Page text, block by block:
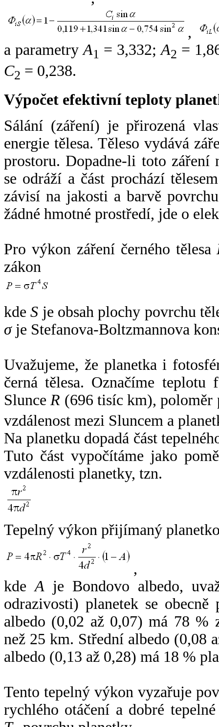
,
a parametryA1 = 3,332;A2 =
C2 = 0,238.
Výpočet efektivní teploty
Sálání (záření) je přirozená
energie tělesa. Těleso vydává
prostoru. Dopadne-li toto záření
se odráží a část prochází
závisí na jakosti a barvě
žádné hmotné prostředí, jde o
Pro výkon záření černého tělesa
zákon
kdeS je obsah plochy povrchu
σje Stefanova-Boltzmannova
Uvažujeme, že planetka i
černá tělesa. Označíme
SlunceR (696 tisíc km),
vzdálenost mezi Sluncem a
Na planetku dopadá část
Tuto část vypočítáme jako
vzdálenosti planetky, tzn.
Tepelný výkon přijímaný
,
kdeA je Bondovo albedo,
odrazivosti) planetek se
albedo (0,02 až 0,07) má 78 %
než 25 km. Střední albedo (0,08
albedo (0,13 až 0,28) má 18 %
Tento tepelný výkon vyzařuje
rychlého otáčení a dobré